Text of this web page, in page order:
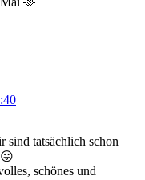
sind tatsächlich schon
schönes und